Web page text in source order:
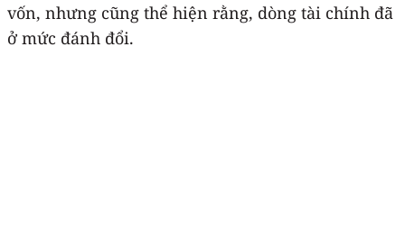
vốn, nhưng cũng thể hiện rằng, dòng tài chính đã
ở mức đánh đổi.